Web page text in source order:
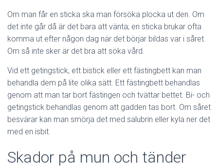
Om man får en sticka ska man försöka plocka ut den. Om
det inte går då är det bara att vänta; en sticka brukar ofta
komma ut efter någon dag när det börjar bildas var i såret.
Om så inte sker är det bra att söka vård.
Vid ett getingstick, ett bistick eller ett fästingbett kan man
behandla dem på lite olika sätt. Ett fästingbett behandlas
genom att man tar bort fästingen och tvättar bettet. Bi- och
getingstick behandlas genom att gadden tas bort. Om såret
besvärar kan man smörja det med salubrin eller kyla ner det
med en isbit.
Skador på mun och tänder